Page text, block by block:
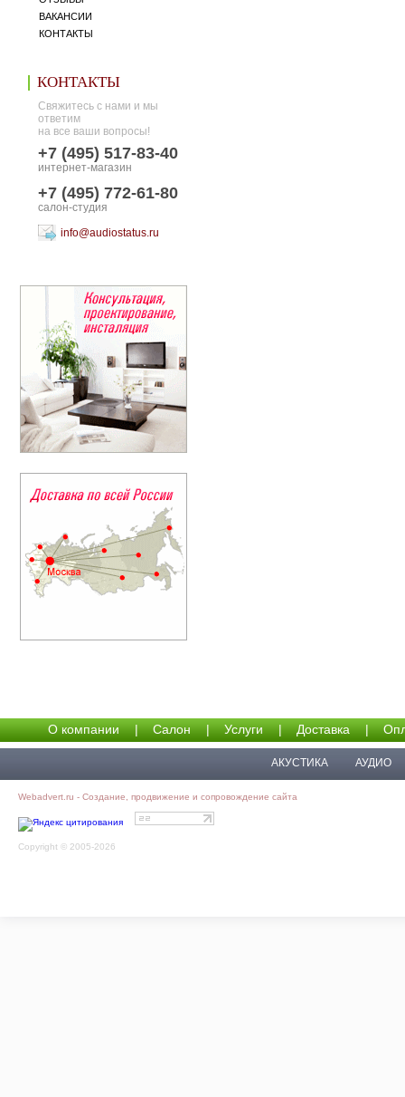
ВАКАНСИИ
КОНТАКТЫ
КОНТАКТЫ
Свяжитесь с нами и мы
ответим
на все ваши вопросы!
+7 (495) 517-83-40
интернет-магазин
+7 (495) 772-61-80
салон-студия
info@audiostatus.ru
О компании | Салон | Услуги | Доставка |
АКУСТИКА АУДИО
Webadvert.ru - Создание, продвижение и сопровождение сайта
Copyright © 2005-2026